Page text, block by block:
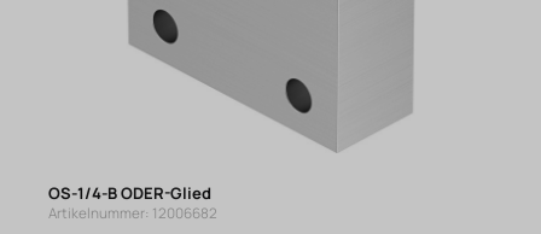
OS-1/4-B ODER-Glied
Artikelnummer: 12006682